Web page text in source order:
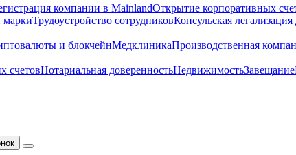
компании в MainlandОткрытие корпоративных
маркиТрудоустройство сотрудниковКонсульская
и блокчейнМедклиникаПроизводственная
счетовНотариальная доверенностьНедвижимостьЗавещание